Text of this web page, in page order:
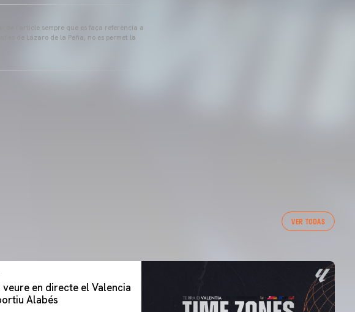
de l'article sempre que es faça referència a
de Lázaro de la Peña, no es permet la
VER TODAS
veure en directe el Valencia
Alabés